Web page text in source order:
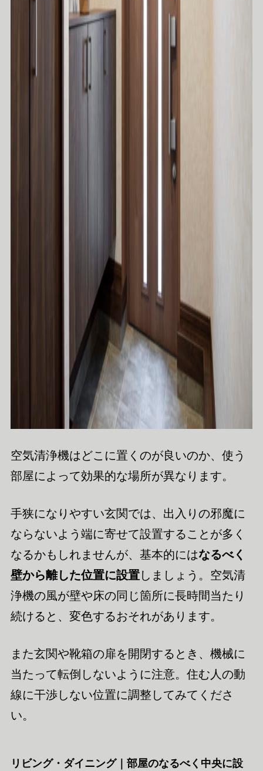
空気清浄機はどこに置くのが良いのか、使う
部屋によって効果的な場所が異なります。
手狭になりやすい玄関では、出入りの邪魔に
ならないよう端に寄せて設置することが多く
なるかもしれませんが、基本的にはなるべく
壁から離した位置に設置しましょう。空気清
浄機の風が壁や床の同じ箇所に長時間当たり
続けると、変色するおそれがあります。
また玄関や靴箱の扉を開閉するとき、機械に
当たって転倒しないように注意。住む人の動
線に干渉しない位置に調整してみてくださ
い。
リビング・ダイニング｜部屋のなるべく中央に設